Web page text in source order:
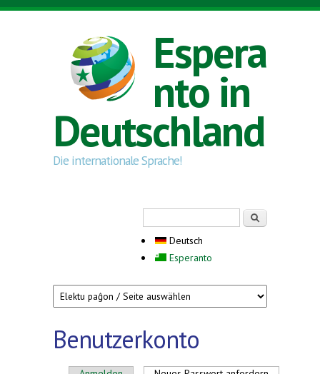
Direkt zum Inhalt
Espera
nto in
Deutschland
Die internationale Sprache!
Deutsch
Esperanto
Benutzerkonto